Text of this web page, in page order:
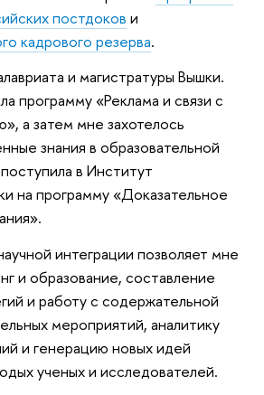
постдоков и
кадрового резерва.
и магистратуры Вышки.
программу «Реклама и связи с
а затем мне захотелось
знания в образовательной
в Институт
на программу «Доказательное
интеграции позволяет мне
и образование, составление
и работу с содержательной
мероприятий, аналитику
и генерацию новых идей
ученых и исследователей.